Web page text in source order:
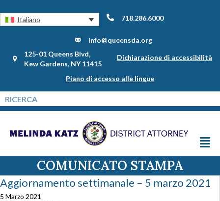
Italiano 718.286.6000
info@queensda.org
125-01 Queens Blvd,
Kew Gardens, NY 11415
Dichiarazione di accessibilità
Piano di accesso alle lingue
COMUNICATO STAMPA
Aggiornamento settimanale – 5 marzo 2021
5 Marzo 2021